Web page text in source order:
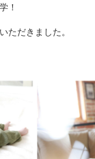
！
ただきました。